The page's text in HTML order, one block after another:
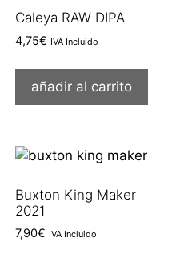
Caleya RAW DIPA
4,75€ IVA Incluido
añadir al carrito
Buxton King Maker
2021
7,90€ IVA Incluido